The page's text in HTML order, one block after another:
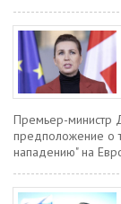
Премьер-министр
предположение о
нападению" на